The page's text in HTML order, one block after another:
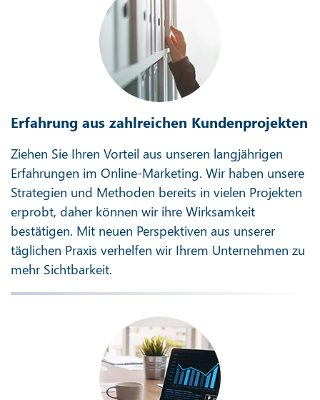
Erfahrung aus zahlreichen Kundenprojekten
Ziehen Sie Ihren Vorteil aus unseren langjährigen
Erfahrungen im Online-Marketing. Wir haben unsere
Strategien und Methoden bereits in vielen Projekten
erprobt, daher können wir ihre Wirksamkeit
bestätigen. Mit neuen Perspektiven aus unserer
täglichen Praxis verhelfen wir Ihrem Unternehmen zu
mehr Sichtbarkeit.